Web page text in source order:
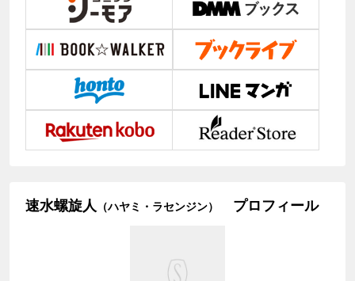
速水螺旋人 （ハヤミ・ラセンジン） プロフィール